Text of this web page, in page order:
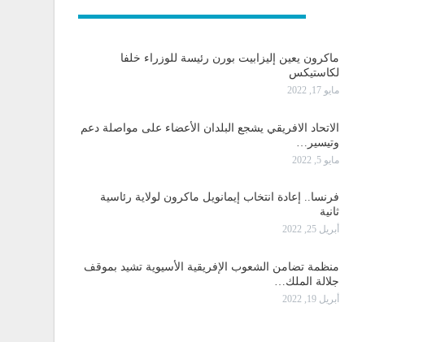
ماكرون يعين إليزابيت بورن رئيسة للوزراء خلفا
لكاستيكس
مايو 17, 2022
الاتحاد الافريقي يشجع البلدان الأعضاء على مواصلة دعم
وتيسير…
مايو 5, 2022
فرنسا.. إعادة انتخاب إيمانويل ماكرون لولاية رئاسية
ثانية
أبريل 25, 2022
منظمة تضامن الشعوب الإفريقية الأسيوية تشيد بموقف
جلالة الملك…
أبريل 19, 2022